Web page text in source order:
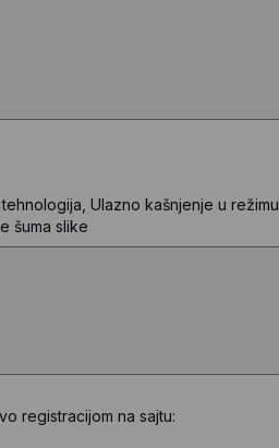
Ulazno kašnjenje u režimu
šuma slike
registracijom na sajtu: